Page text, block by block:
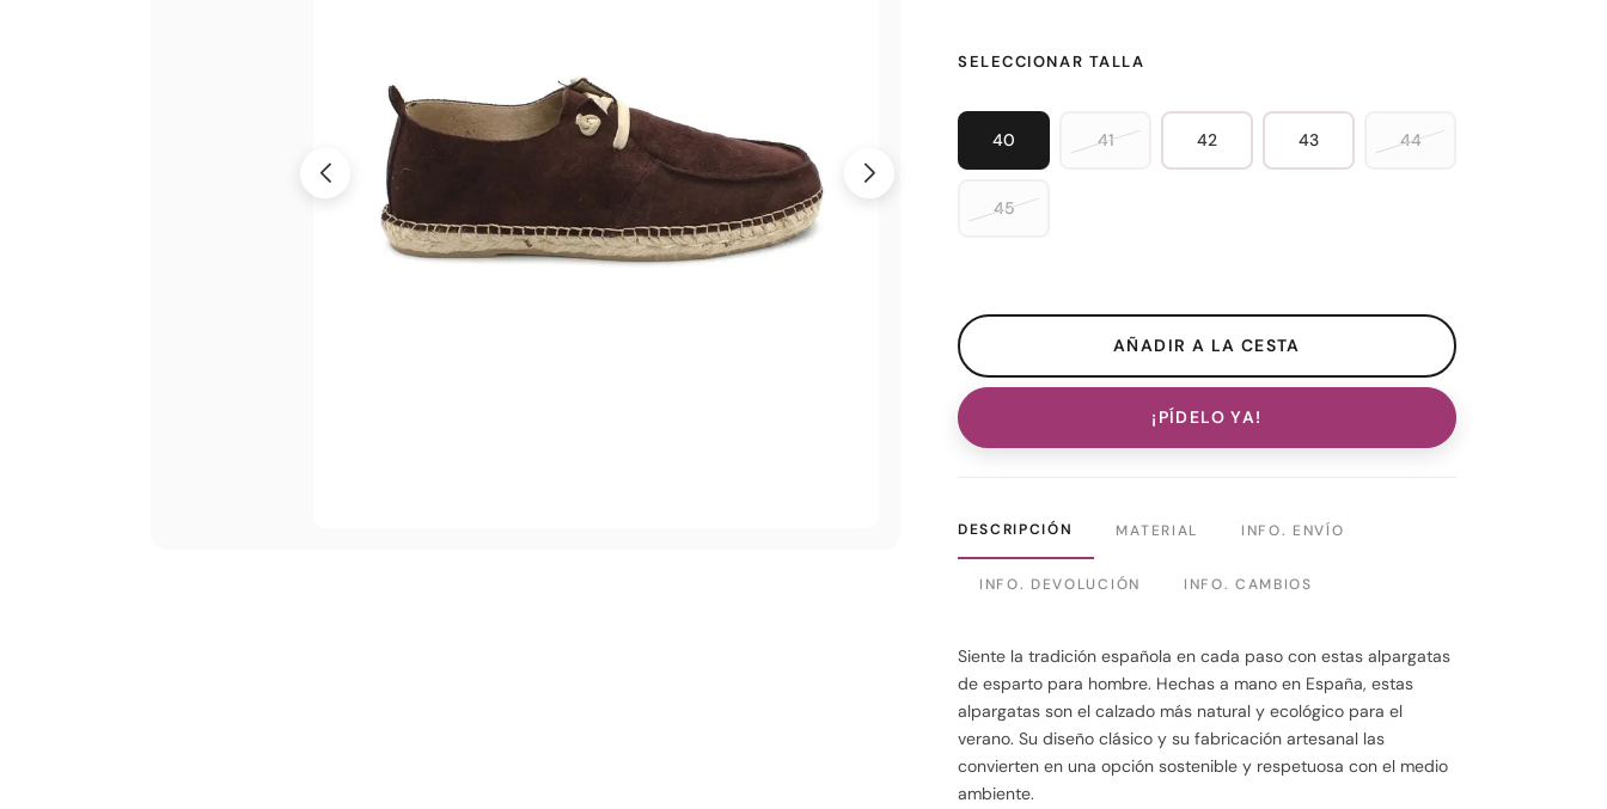
SELECCIONAR TALLA
40 41 42 43 44
45
¡PÍDELO YA!
DESCRIPCIÓN MATERIAL INFO. ENVÍO
INFO. DEVOLUCIÓN INFO. CAMBIOS
Siente la tradición española en cada paso con estas alpargatas
de esparto para hombre. Hechas a mano en España, estas
alpargatas son el calzado más natural y ecológico para el
verano. Su diseño clásico y su fabricación artesanal las
convierten en una opción sostenible y respetuosa con el medio
ambiente.